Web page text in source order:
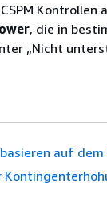
Kontrollen
, die in
„Nicht
auf